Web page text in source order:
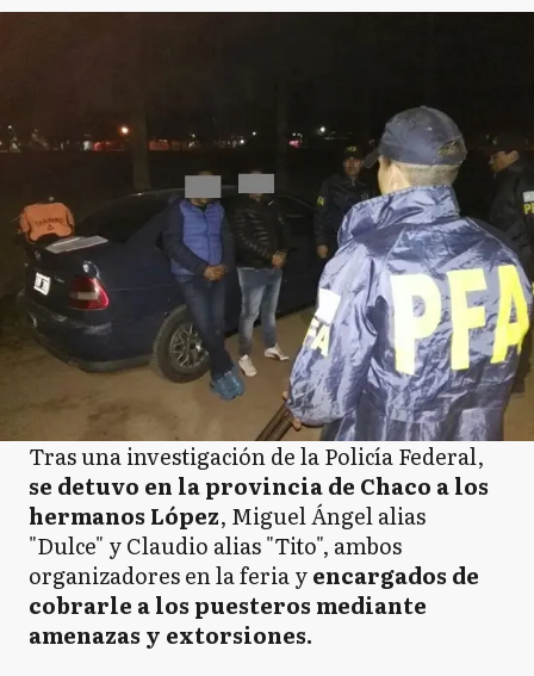
Tras una investigación de la Policía Federal,
se detuvo en la provincia de Chaco a los
hermanos López, Miguel Ángel alias
"Dulce" y Claudio alias "Tito", ambos
organizadores en la feria yencargados de
cobrarle a los puesteros mediante
amenazas y extorsiones.